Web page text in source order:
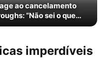
ao cancelamento
“Não sei o que
imperdíveis